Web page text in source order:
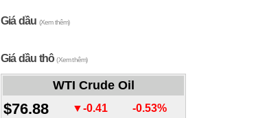
Giá dầu (Xem thêm)
Giá dầu thô(Xem thêm)
WTI Crude Oil
$76.88 ▼-0.41 -0.53%